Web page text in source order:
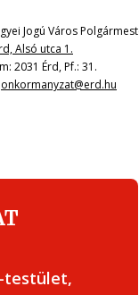
Jogú Város
Alsó utca 1.
2031 Érd, Pf.: 31.
onkormanyzat@erd.hu
testület,